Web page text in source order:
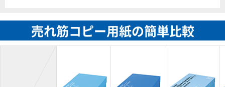
売れ筋コピー用紙の簡単比較